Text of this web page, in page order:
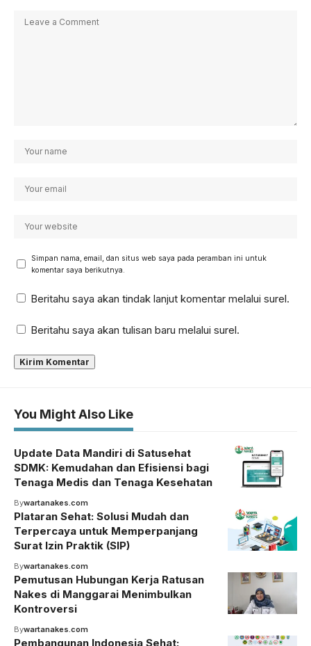
Simpan nama, email, dan situs web saya pada peramban ini untuk
komentar saya berikutnya.
Beritahu saya akan tindak lanjut komentar melalui surel.
Beritahu saya akan tulisan baru melalui surel.
You Might Also Like
Update Data Mandiri di Satusehat
SDMK: Kemudahan dan Efisiensi bagi
Tenaga Medis dan Tenaga Kesehatan
Bywartanakes.com
Plataran Sehat: Solusi Mudah dan
Terpercaya untuk Memperpanjang
Surat Izin Praktik (SIP)
Bywartanakes.com
Pemutusan Hubungan Kerja Ratusan
Nakes di Manggarai Menimbulkan
Kontroversi
Bywartanakes.com
Pembangunan Indonesia Sehat: